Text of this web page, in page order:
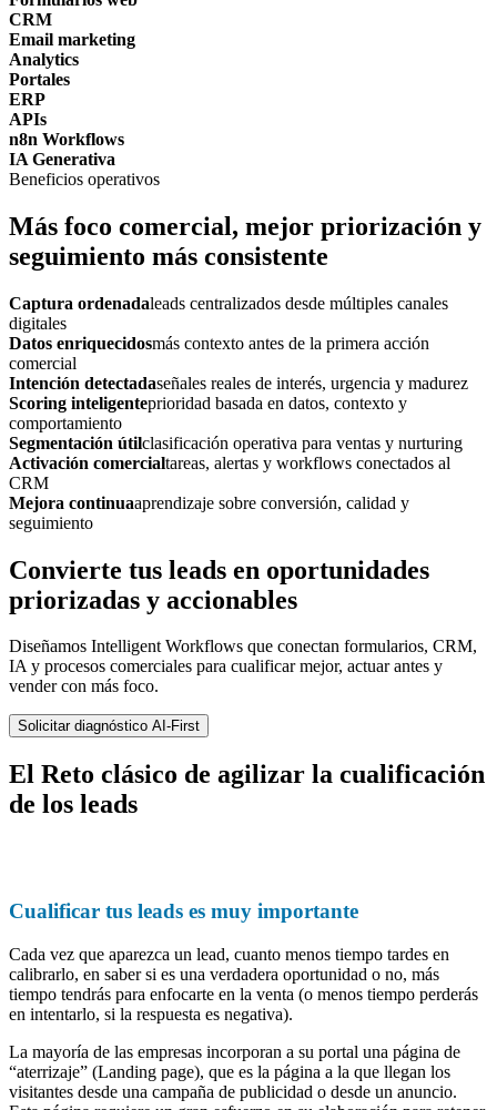
CRM
Email marketing
Analytics
Portales
ERP
APIs
n8n Workflows
IA Generativa
Beneficios operativos
Más foco comercial, mejor priorización y
seguimiento más consistente
Captura ordenadaleads centralizados desde múltiples canales
digitales
Datos enriquecidosmás contexto antes de la primera acción
comercial
Intención detectadaseñales reales de interés, urgencia y madurez
Scoring inteligenteprioridad basada en datos, contexto y
comportamiento
Segmentación útilclasificación operativa para ventas y nurturing
Activación comercialtareas, alertas y workflows conectados al
CRM
Mejora continuaaprendizaje sobre conversión, calidad y
seguimiento
Convierte tus leads en oportunidades
priorizadas y accionables
Diseñamos Intelligent Workflows que conectan formularios, CRM,
IA y procesos comerciales para cualificar mejor, actuar antes y
vender con más foco.
Solicitar diagnóstico AI-First
El Reto clásico de agilizar la cualificación
de los leads
Cualificar tus leads es muy importante
Cada vez que aparezca un lead, cuanto menos tiempo tardes en
calibrarlo, en saber si es una verdadera oportunidad o no, más
tiempo tendrás para enfocarte en la venta (o menos tiempo perderás
en intentarlo, si la respuesta es negativa).
La mayoría de las empresas incorporan a su portal una página de
“aterrizaje” (Landing page), que es la página a la que llegan los
visitantes desde una campaña de publicidad o desde un anuncio.